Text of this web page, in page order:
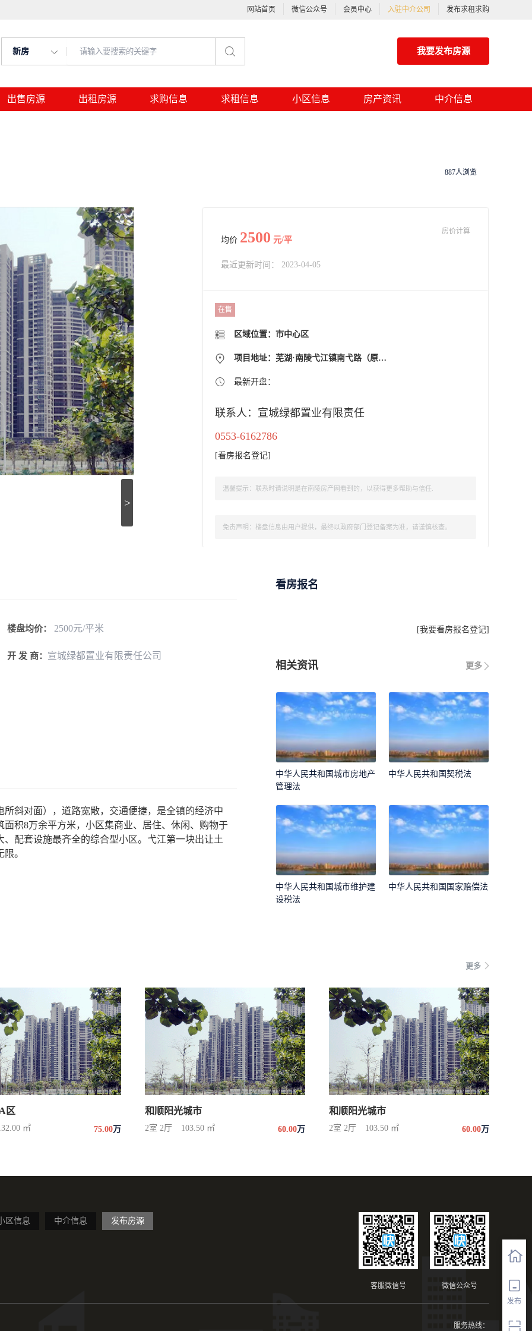
网站首页 微信公众号 会员中心 入驻中介公司 发布求租求购
新房 我要发布房源
出售房源 出租房源 求购信息 求租信息 小区信息 房产资讯 中介信息
发布
887人浏览
>
均价 2500 元/平
房价计算
最近更新时间： 2023-04-05
在售
区域位置： 市中心区
项目地址：芜湖·南陵弋江镇南弋路（原灰沙砖场）
最新开盘：
联系人：宣城绿都置业有限责任
0553-6162786
[看房报名登记]
温馨提示：联系时请说明是在南陵房产网看到的，以获得更多帮助与信任.
免责声明：楼盘信息由用户提供，最终以政府部门登记备案为准，请谨慎核查。
楼盘均价： 2500元/平米
开 发 商： 宣城绿都置业有限责任公司
斜对面），道路宽敞，交通便捷，是全镇的经济中
积8万余平方米，小区集商业、居住、休闲、购物于
配套设施最齐全的综合型小区。弋江第一块出让土
。
看房报名
[我要看房报名登记]
更多
相关资讯
中华人民共和国城市房地产
管理法
中华人民共和国契税法
中华人民共和国城市维护建
设税法
中华人民共和国国家赔偿法
更多
区
㎡ 75.00万
和顺阳光城市
2室 2厅 103.50 ㎡ 60.00万
和顺阳光城市
2室 2厅 103.50 ㎡ 60.00万
区信息 中介信息 发布房源
微信公众号
客服微信号
服务热线：